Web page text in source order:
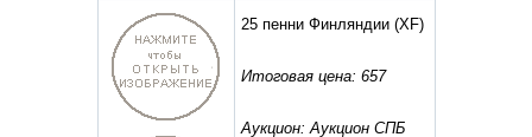
25 пенни Финляндии(XF)
Итоговая цена: 657
Аукцион: Аукцион СПБ